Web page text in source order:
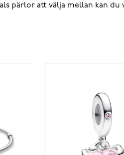
pärlor att välja mellan kan